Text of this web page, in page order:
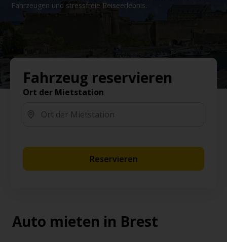
Fahrzeugen und stressfreie Reiseerlebnis.
Fahrzeug reservieren
Ort der Mietstation
Reservieren
Auto mieten in Brest